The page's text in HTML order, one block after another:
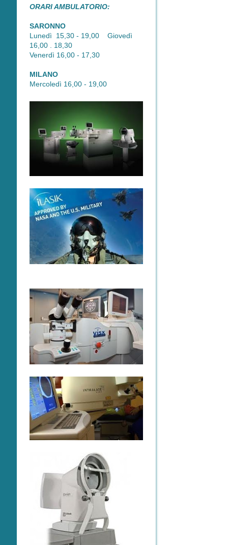
ORARI AMBULATORIO:
SARONNO
Lunedì 15,30 - 19,00 Giovedì
16,00 . 18,30
Venerdì 16,00 - 17,30
MILANO
Mercoledì 16,00 - 19,00